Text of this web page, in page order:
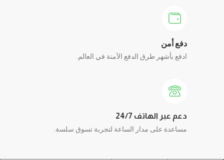
دفع أمن
ادفع بأشهر طرق الدفع الآمنة في العالم.
دعم عبر الهاتف 24/7
مساعدة على مدار الساعة لتجربة تسوق سلسة.